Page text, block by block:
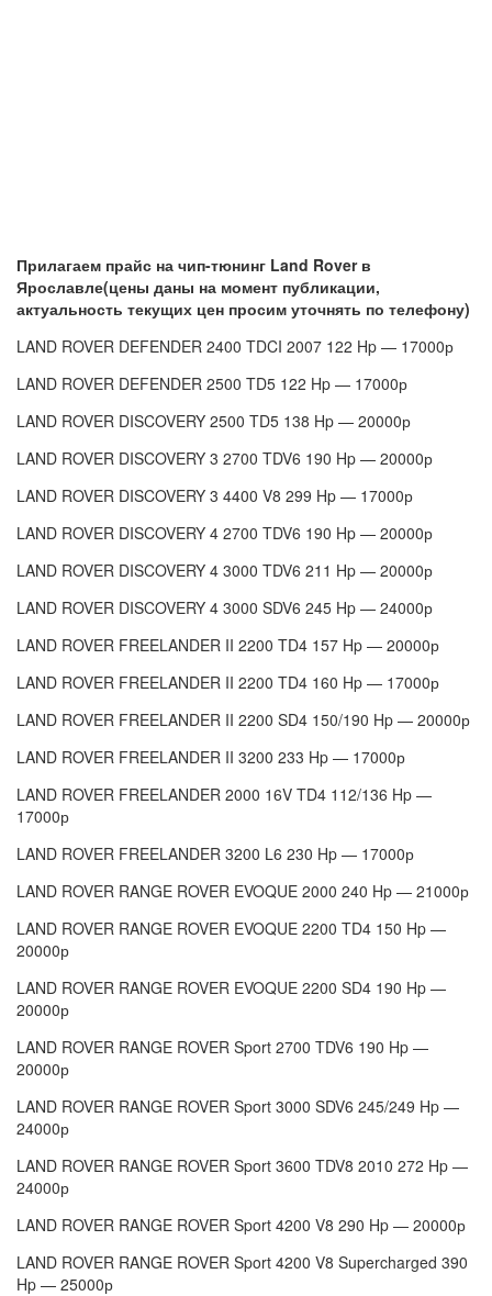
Прилагаем прайс на чип-тюнинг Land Rover в
Ярославле(цены даны на момент публикации,
актуальность текущих цен просим уточнять по телефону)
LAND ROVER DEFENDER 2400 TDCI 2007 122 Hp — 17000р
LAND ROVER DEFENDER 2500 TD5 122 Hp — 17000р
LAND ROVER DISCOVERY 2500 TD5 138 Hp — 20000р
LAND ROVER DISCOVERY 3 2700 TDV6 190 Hp — 20000р
LAND ROVER DISCOVERY 3 4400 V8 299 Hp — 17000р
LAND ROVER DISCOVERY 4 2700 TDV6 190 Hp — 20000р
LAND ROVER DISCOVERY 4 3000 TDV6 211 Hp — 20000р
LAND ROVER DISCOVERY 4 3000 SDV6 245 Hp — 24000р
LAND ROVER FREELANDER II 2200 TD4 157 Hp — 20000р
LAND ROVER FREELANDER II 2200 TD4 160 Hp — 17000р
LAND ROVER FREELANDER II 2200 SD4 150/190 Hp — 20000р
LAND ROVER FREELANDER II 3200 233 Hp — 17000р
LAND ROVER FREELANDER 2000 16V TD4 112/136 Hp —
17000р
LAND ROVER FREELANDER 3200 L6 230 Hp — 17000р
LAND ROVER RANGE ROVER EVOQUE 2000 240 Hp — 21000р
LAND ROVER RANGE ROVER EVOQUE 2200 TD4 150 Hp —
20000р
LAND ROVER RANGE ROVER EVOQUE 2200 SD4 190 Hp —
20000р
LAND ROVER RANGE ROVER Sport 2700 TDV6 190 Hp —
20000р
LAND ROVER RANGE ROVER Sport 3000 SDV6 245/249 Hp —
24000р
LAND ROVER RANGE ROVER Sport 3600 TDV8 2010 272 Hp —
24000р
LAND ROVER RANGE ROVER Sport 4200 V8 290 Hp — 20000р
LAND ROVER RANGE ROVER Sport 4200 V8 Supercharged 390
Hp — 25000р